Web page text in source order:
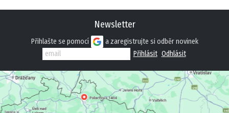
ZIMNÍ A KOZAČKY
NOVINKY
Newsletter
Přihlašte se pomocí a zaregistrujte si odběr novinek